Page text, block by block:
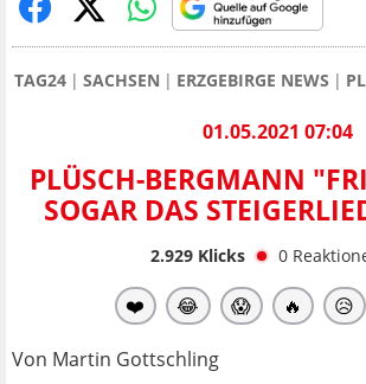
TAG24 SACHSEN ERZGEBIRGE NEWS
01.05.2021 07:04
PLÜSCH-BERGMANN
SOGAR DAS
2.929Klicks 0
❤️ 😂 😱 🔥 😥
Von Martin Gottschling